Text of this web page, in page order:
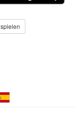
spielen